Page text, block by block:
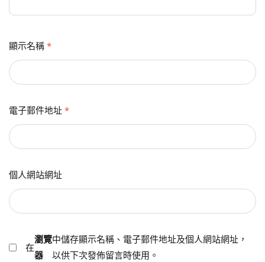
顯示名稱 *
電子郵件地址 *
個人網站網址
在
瀏覽
器
中儲存顯示名稱、電子郵件地址及個人網站網址，
以供下次發佈留言時使用。